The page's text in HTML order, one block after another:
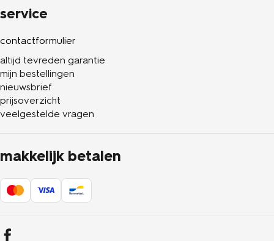
service
contactformulier
altijd tevreden garantie
mijn bestellingen
nieuwsbrief
prijsoverzicht
veelgestelde vragen
makkelijk betalen